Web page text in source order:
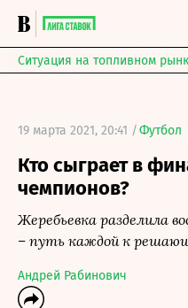
Ситуация на топливном
19 марта 2021, 20:41 /Футбол
Кто сыграет в
чемпионов?
Жеребьевка разделила
– путь каждой к
Андрей Рабинович